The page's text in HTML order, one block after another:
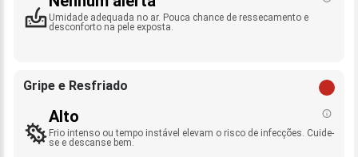
Umidade adequada no ar. Pouca chance de ressecamento e
desconforto na pele exposta.
Gripe e Resfriado
Alto
Frio intenso ou tempo instável elevam o risco de infecções. Cuide-
se e descanse bem.